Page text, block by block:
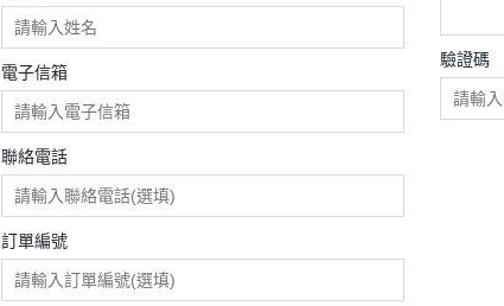
電子信箱
聯絡電話
訂單編號
驗證碼